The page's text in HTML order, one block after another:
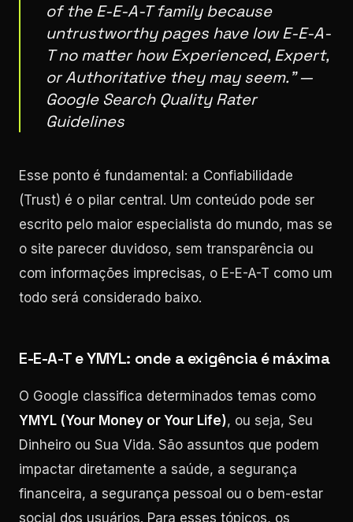
of the E-E-A-T family because
untrustworthy pages have low E-E-A-
T no matter how Experienced, Expert,
or Authoritative they may seem.” —
Google Search Quality Rater
Guidelines
Esse ponto é fundamental: a Confiabilidade
(Trust) é o pilar central. Um conteúdo pode ser
escrito pelo maior especialista do mundo, mas se
o site parecer duvidoso, sem transparência ou
com informações imprecisas, o E-E-A-T como um
todo será considerado baixo.
E-E-A-T e YMYL: onde a exigência é máxima
O Google classifica determinados temas como
YMYL (Your Money or Your Life), ou seja, Seu
Dinheiro ou Sua Vida. São assuntos que podem
impactar diretamente a saúde, a segurança
financeira, a segurança pessoal ou o bem-estar
social dos usuários. Para esses tópicos, os